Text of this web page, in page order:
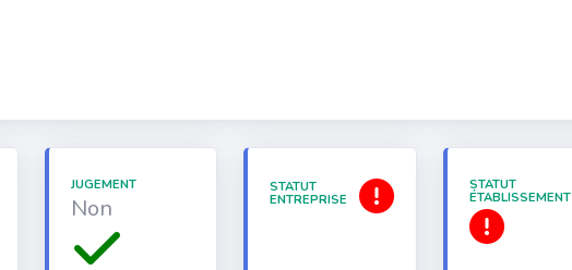
JUGEMENT
Non
STATUT
ENTREPRISE
STATUT
ÉTABLISSEMENT